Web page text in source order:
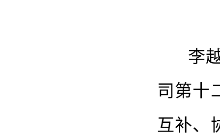
李越
司第十
互补、